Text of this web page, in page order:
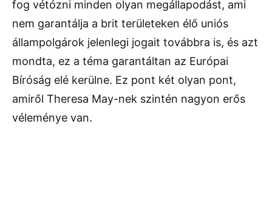
fog vétózni minden olyan megállapodást, ami
nem garantálja a brit területeken élő uniós
állampolgárok jelenlegi jogait továbbra is, és azt
mondta, ez a téma garantáltan az Európai
Bíróság elé kerülne. Ez pont két olyan pont,
amiről Theresa May-nek szintén nagyon erős
véleménye van.